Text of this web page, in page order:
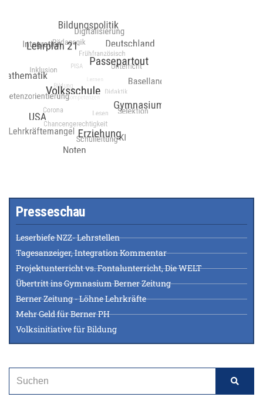
Presseschau
Leserbiefe NZZ- Lehrstellen
Tagesanzeiger, Integration Kommentar
Projektunterricht vs. Fontalunterricht, Die WELT
Übertritt ins Gymnasium Berner Zeitung
Berner Zeitung - Löhne Lehrkräfte
Mehr Geld für Berner PH
Volksinitiative für Bildung